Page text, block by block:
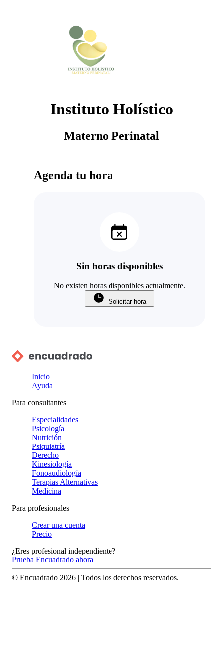
Instituto Holístico
Materno Perinatal
Agenda tu hora
Sin horas disponibles
No existen horas disponibles actualmente.
Solicitar hora
Inicio
Ayuda
Para consultantes
Especialidades
Psicología
Nutrición
Psiquiatría
Derecho
Kinesiología
Fonoaudiología
Terapias Alternativas
Medicina
Para profesionales
Crear una cuenta
Precio
¿Eres profesional independiente?
Prueba Encuadrado ahora
© Encuadrado 2026 | Todos los derechos reservados.